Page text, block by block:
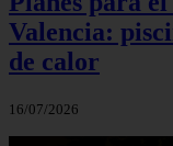
Valencia:
de calor
16/07/2026